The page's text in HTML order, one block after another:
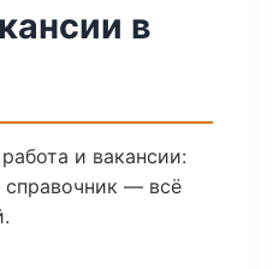
в
и вакансии:
справочник — всё